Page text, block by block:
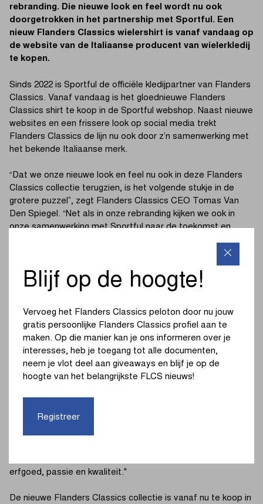
rebranding. Die nieuwe look en feel wordt nu ook
doorgetrokken in het partnership met Sportful. Een
nieuw Flanders Classics wielershirt is vanaf vandaag op
de website van de Italiaanse producent van wielerkledij
te kopen.
Sinds 2022 is Sportful de officiële kledijpartner van Flanders
Classics. Vanaf vandaag is het gloednieuwe Flanders
Classics shirt te koop in de Sportful webshop. Naast nieuwe
websites en een frissere look op social media trekt
Flanders Classics de lijn nu ook door z’n samenwerking met
het bekende Italiaanse merk.
“Dat we onze nieuwe look en feel nu ook in deze Flanders
Classics collectie terugzien, is het volgende stukje in de
grotere puzzel”, zegt Flanders Classics CEO Tomas Van
Den Spiegel. “Net als in onze rebranding kijken we ook in
onze samenwerking met Sportful naar de toekomst en
uiteraard blij te kunnen samenwerken met zo’n prominente
partner uit de fiets industrie als Sportful. Dankbaar op hun
steun te mogen rekenen kunnen we het partnership nu ook
zelf letterlijk uitdragen wanneer we er met het hele Flanders
"Het is voor ons een waar genoegen om deze belangrijke
belangrijke samenwerking met Flanders Classics aan te
gaan en deel uit te maken van dit belangrijk
rebrandingproces", zegt Alessio Cremonese, CEO van MVC
Group (Holding Group van Sportful). "De nieuwe Flanders
weer. We zijn op zoek gegaan naar iets anders, zonder
daarin de identiteit en het erfgoed van Sportful en Flanders
erfgoed, passie en kwaliteit."
De nieuwe Flanders Classics collectie is vanaf nu te koop in
Blijf op de hoogte!
Vervoeg het Flanders Classics peloton door nu jouw
gratis persoonlijke Flanders Classics profiel aan te
maken. Op die manier kan je ons informeren over je
interesses, heb je toegang tot alle documenten,
neem je vlot deel aan giveaways en blijf je op de
hoogte van het belangrijkste FLCS nieuws!
Registreer